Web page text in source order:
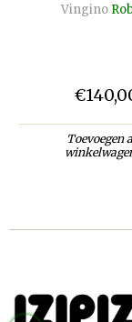
Vingino
Toevoegen